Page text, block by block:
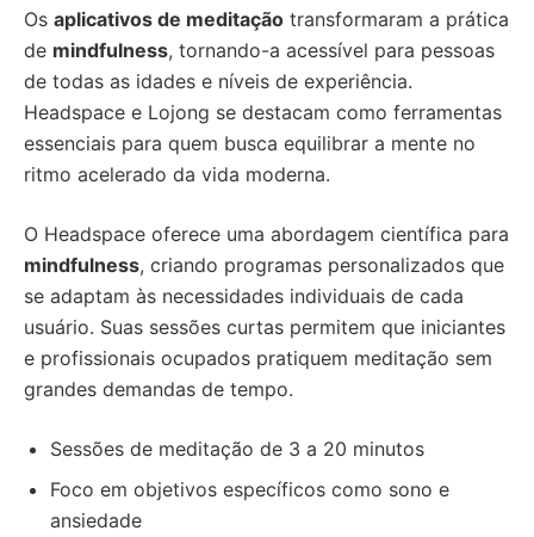
Os aplicativos de meditação transformaram a prática
de mindfulness, tornando-a acessível para pessoas
de todas as idades e níveis de experiência.
Headspace e Lojong se destacam como ferramentas
essenciais para quem busca equilibrar a mente no
ritmo acelerado da vida moderna.
O Headspace oferece uma abordagem científica para
mindfulness, criando programas personalizados que
se adaptam às necessidades individuais de cada
usuário. Suas sessões curtas permitem que iniciantes
e profissionais ocupados pratiquem meditação sem
grandes demandas de tempo.
Sessões de meditação de 3 a 20 minutos
Foco em objetivos específicos como sono e
ansiedade